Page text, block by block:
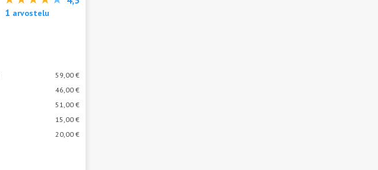
1 arvostelu
59,00 €
46,00 €
51,00 €
15,00 €
20,00 €